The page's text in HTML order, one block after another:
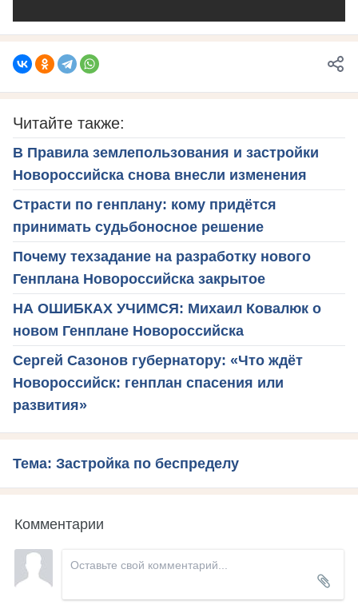
Читайте также:
В Правила землепользования и застройки
Новороссийска снова внесли изменения
Страсти по генплану: кому придётся
принимать судьбоносное решение
Почему техзадание на разработку нового
Генплана Новороссийска закрытое
НА ОШИБКАХ УЧИМСЯ: Михаил Ковалюк о
новом Генплане Новороссийска
Сергей Сазонов губернатору: «Что ждёт
Новороссийск: генплан спасения или
развития»
Тема: Застройка по беспределу
Комментарии